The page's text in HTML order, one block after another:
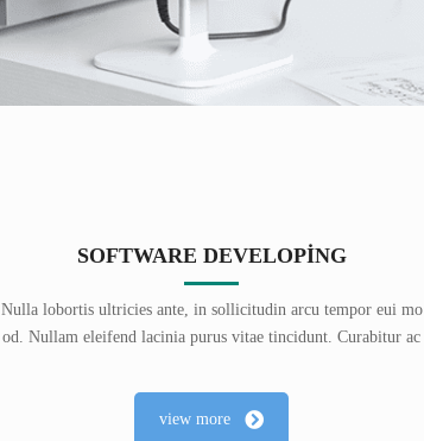
SOFTWARE DEVELOPING
Nulla lobortis ultricies ante, in sollicitudin arcu tempor eui mo
od. Nullam eleifend lacinia purus vitae tincidunt. Curabitur ac
view more